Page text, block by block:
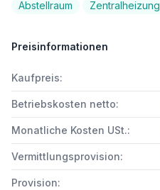
Abstellraum
Zentralheizung
Preisinformationen
Kaufpreis:
Betriebskosten netto:
Monatliche Kosten USt.:
Vermittlungsprovision:
Provision: